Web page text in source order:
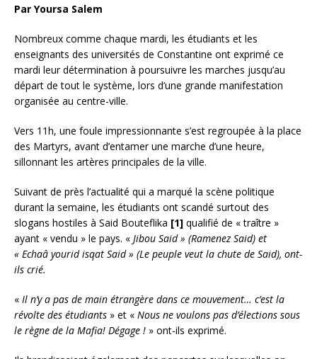
Par Yoursa Salem
Nombreux comme chaque mardi, les étudiants et les
enseignants des universités de Constantine ont exprimé ce
mardi leur détermination à poursuivre les marches jusqu’au
départ de tout le système, lors d’une grande manifestation
organisée au centre-ville.
Vers 11h, une foule impressionnante s’est regroupée à la place
des Martyrs, avant d’entamer une marche d’une heure,
sillonnant les artères principales de la ville.
Suivant de près l’actualité qui a marqué la scène politique
durant la semaine, les étudiants ont scandé surtout des
slogans hostiles à Said Bouteflika [1] qualifié de « traître »
ayant « vendu » le pays. « Jibou Said » (Ramenez Said) et
« Echaâ yourid isqat Said » (Le peuple veut la chute de Said), ont-
ils crié.
« Il n’y a pas de main étrangère dans ce mouvement… c’est la
révolte des étudiants » et « Nous ne voulons pas d’élections sous
le règne de la Mafia! Dégage ! » ont-ils exprimé.